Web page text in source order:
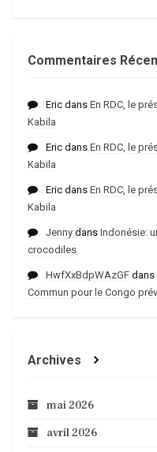
Commentaires
Eric dans En RDC, le
Kabila
Eric dans En RDC, le
Kabila
Eric dans En RDC, le
Kabila
Jenny dans Indonésie:
crocodiles
HwfXxBdpWAzGF dans
Commun pour le Congo
Archives
mai 2026
avril 2026